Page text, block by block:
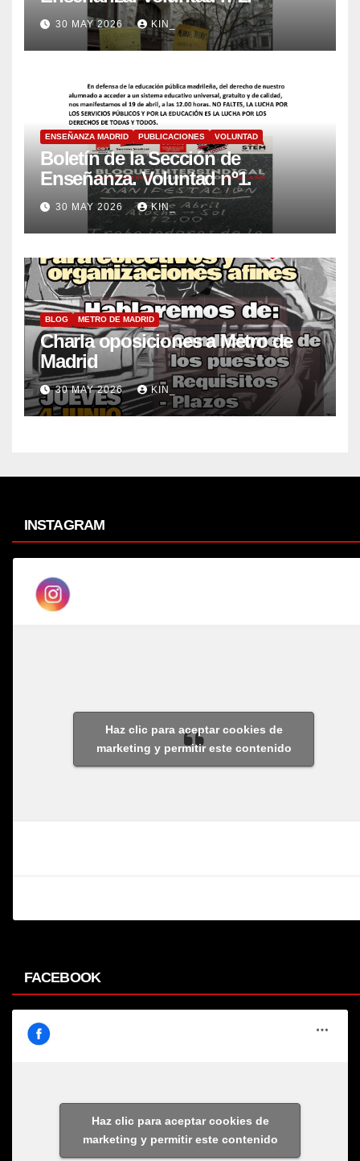
30 MAY 2026 KIN_
ENSEÑANZA MADRID PUBLICACIONES VOLUNTAD
Boletín de la Sección de
Enseñanza. Voluntad nº1.
30 MAY 2026 KIN_
BLOG METRO DE MADRID
Charla oposiciones a Metro de
Madrid
30 MAY 2026 KIN_
INSTAGRAM
Haz clic para aceptar cookies de
marketing y permitir este contenido
FACEBOOK
Haz clic para aceptar cookies de
marketing y permitir este contenido